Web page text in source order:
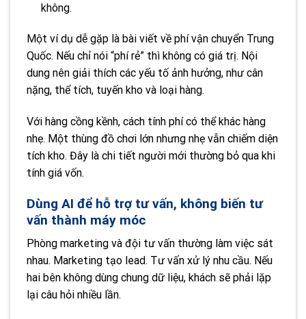
không.
Một ví dụ dễ gặp là bài viết về phí vận chuyển Trung
Quốc. Nếu chỉ nói “phí rẻ” thì không có giá trị. Nội
dung nên giải thích các yếu tố ảnh hưởng, như cân
nặng, thể tích, tuyến kho và loại hàng.
Với hàng cồng kềnh, cách tính phí có thể khác hàng
nhẹ. Một thùng đồ chơi lớn nhưng nhẹ vẫn chiếm diện
tích kho. Đây là chi tiết người mới thường bỏ qua khi
tính giá vốn.
Dùng AI để hỗ trợ tư vấn, không biến tư
vấn thành máy móc
Phòng marketing và đội tư vấn thường làm việc sát
nhau. Marketing tạo lead. Tư vấn xử lý nhu cầu. Nếu
hai bên không dùng chung dữ liệu, khách sẽ phải lặp
lại câu hỏi nhiều lần.